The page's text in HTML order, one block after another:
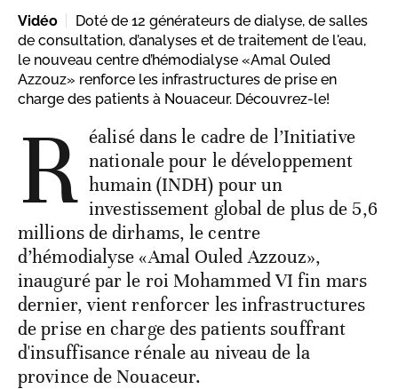
Vidéo
Doté de 12 générateurs de dialyse, de salles
de consultation, d’analyses et de traitement de l'eau,
le nouveau centre d’hémodialyse «Amal Ouled
Azzouz» renforce les infrastructures de prise en
charge des patients à Nouaceur. Découvrez-le!
R éalisé dans le cadre de l’Initiative
nationale pour le développement
humain (INDH) pour un
investissement global de plus de 5,6
millions de dirhams, le centre
d’hémodialyse «Amal Ouled Azzouz»,
inauguré par le roi Mohammed VI fin mars
dernier, vient renforcer les infrastructures
de prise en charge des patients souffrant
d'insuffisance rénale au niveau de la
province de Nouaceur.